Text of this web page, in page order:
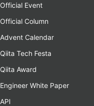
Official Event
Official Column
Advent Calendar
Qiita Tech Festa
Qiita Award
Engineer White Paper
API